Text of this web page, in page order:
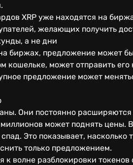
XRP уже находятся на
желающих получить
а не дни
биржах, предложение может
кошельке, может отправить
предложение может
Они постоянно
может поднять цены.
Это показывает, насколько
только предложением.
к волне разблокировки